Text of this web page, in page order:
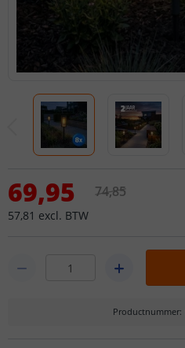
69,95
57,81 excl. BTW
74,85
Productnummer: